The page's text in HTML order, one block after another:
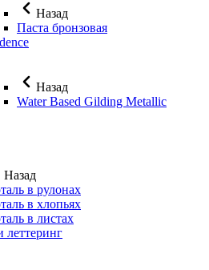
Назад
Паста бронзовая
Назад
Water Based Gilding Metallic
Назад
в рулонах
в хлопьях
в листах
леттеринг